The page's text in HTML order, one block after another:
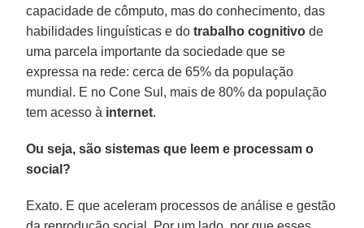
capacidade de cômputo, mas do conhecimento, das
habilidades linguísticas e dotrabalho cognitivo de
uma parcela importante da sociedade que se
expressa na rede: cerca de 65% da população
mundial. E no Cone Sul, mais de 80% da população
tem acesso à internet.
Ou seja, são sistemas que leem e processam o
social?
Exato. E que aceleram processos de análise e gestão